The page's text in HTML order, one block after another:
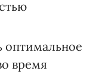
оптимальное
время